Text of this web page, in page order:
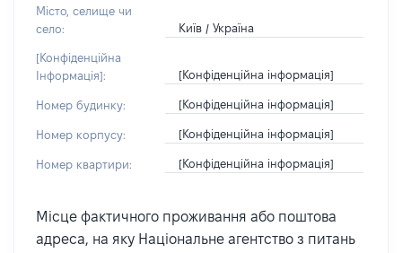
Місто, селище чи
село:
Київ / Україна
[Конфіденційна
Інформація]:
[Конфіденційна інформація]
Номер будинку: [Конфіденційна інформація]
Номер корпусу: [Конфіденційна інформація]
Номер квартири: [Конфіденційна інформація]
Місце фактичного проживання або поштова
адреса, на яку Національне агентство з питань